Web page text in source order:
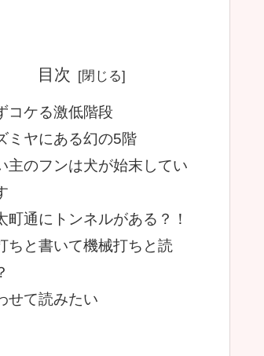
目次
コケる激低階段
ミヤにある幻の5階
主のフンは犬が始末してい
町通にトンネルがある？！
ちと書いて機械打ちと読
せて読みたい